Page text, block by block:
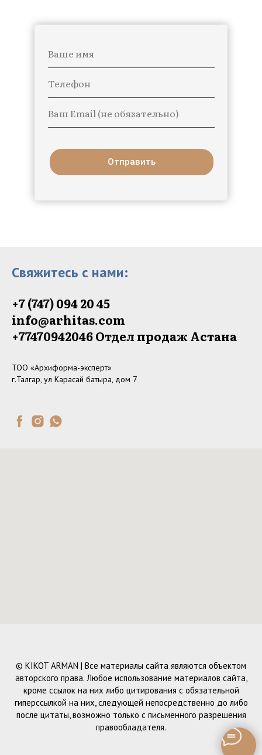
Ваше имя
Телефон
Ваш Email (не обязательно)
Отправить
Свяжитесь с нами:
+7 (747) 094 20 45
info@arhitas.com
+77470942046‬ Отдел продаж Астана
ТОО «Архиформа-эксперт»
г.Талгар, ул Карасай батыра, дом 7
© KIKOT ARMAN | Все материалы сайта являются объектом
авторского права. Любое использование материалов сайта,
кроме ссылок на них либо цитирования с обязательной
гиперссылкой на них, следующей непосредственно до либо
после цитаты, возможно только с письменного разрешения
правообладателя.